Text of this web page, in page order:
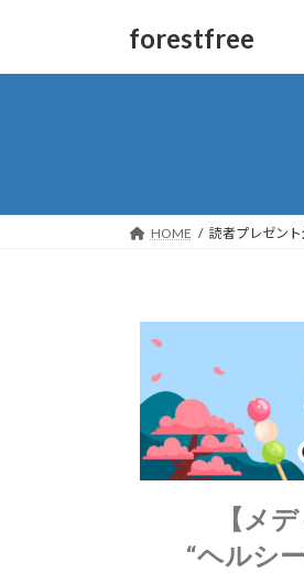
forestfree
HOME 読者プレゼント
【メ
“ヘルシ